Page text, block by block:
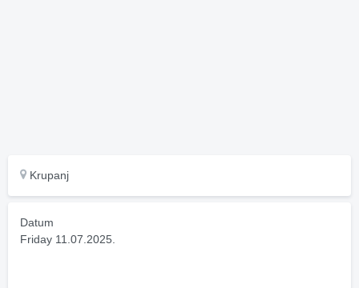
Krupanj
Datum
Friday 11.07.2025.